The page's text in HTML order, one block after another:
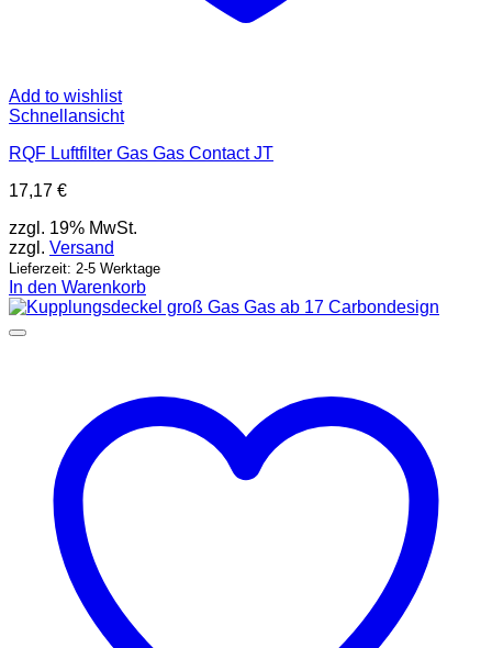
Add to wishlist
Schnellansicht
RQF Luftfilter Gas Gas Contact JT
17,17 €
zzgl. 19% MwSt.
zzgl. Versand
Lieferzeit: 2-5 Werktage
In den Warenkorb